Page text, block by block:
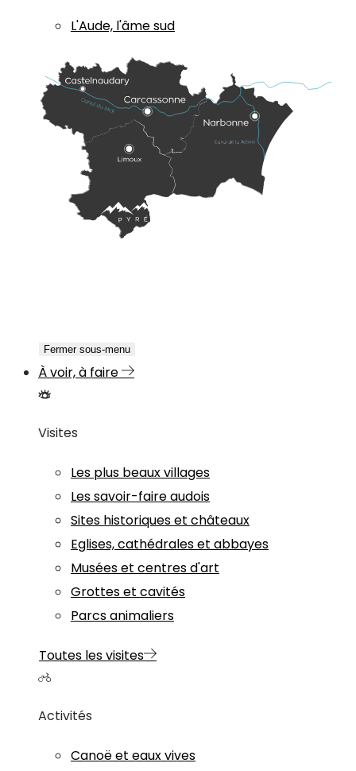
L'Aude, l'âme sud
Fermer sous-menu
À voir, à faire
Visites
Les plus beaux villages
Les savoir-faire audois
Sites historiques et châteaux
Eglises, cathédrales et abbayes
Musées et centres d'art
Grottes et cavités
Parcs animaliers
Toutes les visites
Activités
Canoë et eaux vives